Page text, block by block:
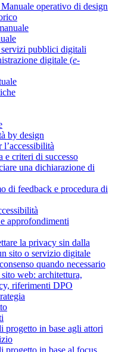
operativo di design
pubblici digitali
digitale (e-
by design
e criteri di successo
una dichiarazione di
di feedback e procedura di
approfondimenti
la privacy sin dalla
sito o servizio digitale
quando necessario
web: architettura,
riferimenti DPO
progetto in base agli attori
progetto in base al focus